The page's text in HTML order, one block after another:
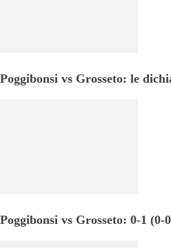
Poggibonsi vs Grosseto: le
Poggibonsi vs Grosseto: 0-1 (0-